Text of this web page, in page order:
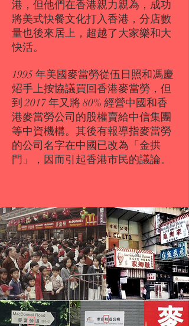
港，但他們在香港親力親為，成功
將美式快餐文化打入香港，分店數
量也後來居上，超越了大家樂和大
快活。
1995 年美國麥當勞從伍日照和馮慶
炤手上按協議買回香港麥當勞，但
到 2017 年又將 80% 經營中國和香
港麥當勞公司的股權賣給中信集團
等中資機構。其後有報導指麥當勞
的公司名字在中國已改為「金拱
門」，因而引起香港市民的議論。